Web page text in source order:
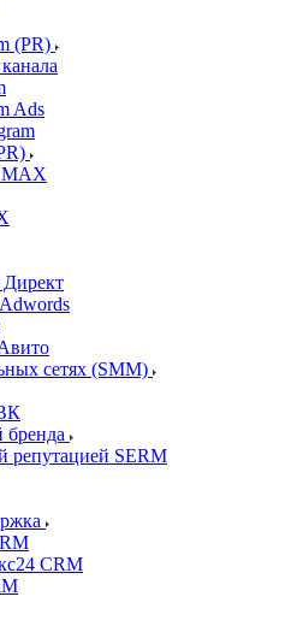
(PR)
Ads
MAX
Директ
сетях (SMM)
бренда
репутацией SERM
CRM